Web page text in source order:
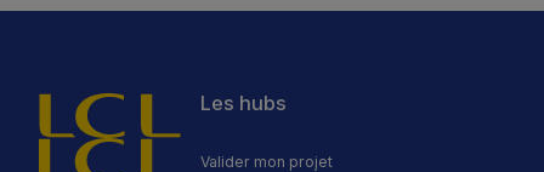
Les hubs
Valider mon projet